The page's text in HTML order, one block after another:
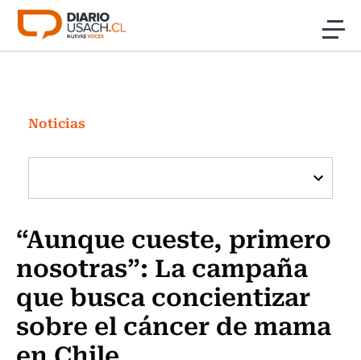
Click acá para ir directamente al contenido
Investigación
Cultura
Programas Radio y TV Usach
Noticias
“Aunque cueste, primero
nosotras”: La campaña
que busca concientizar
sobre el cáncer de mama